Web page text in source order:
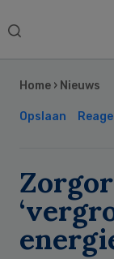
Search
Home › Nieuws
Opslaan
Sidebar